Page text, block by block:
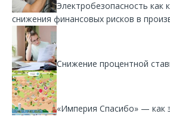
Электробезопасность как
снижения финансовых рисков в
Снижение процентной
«Империя Спасибо» — как